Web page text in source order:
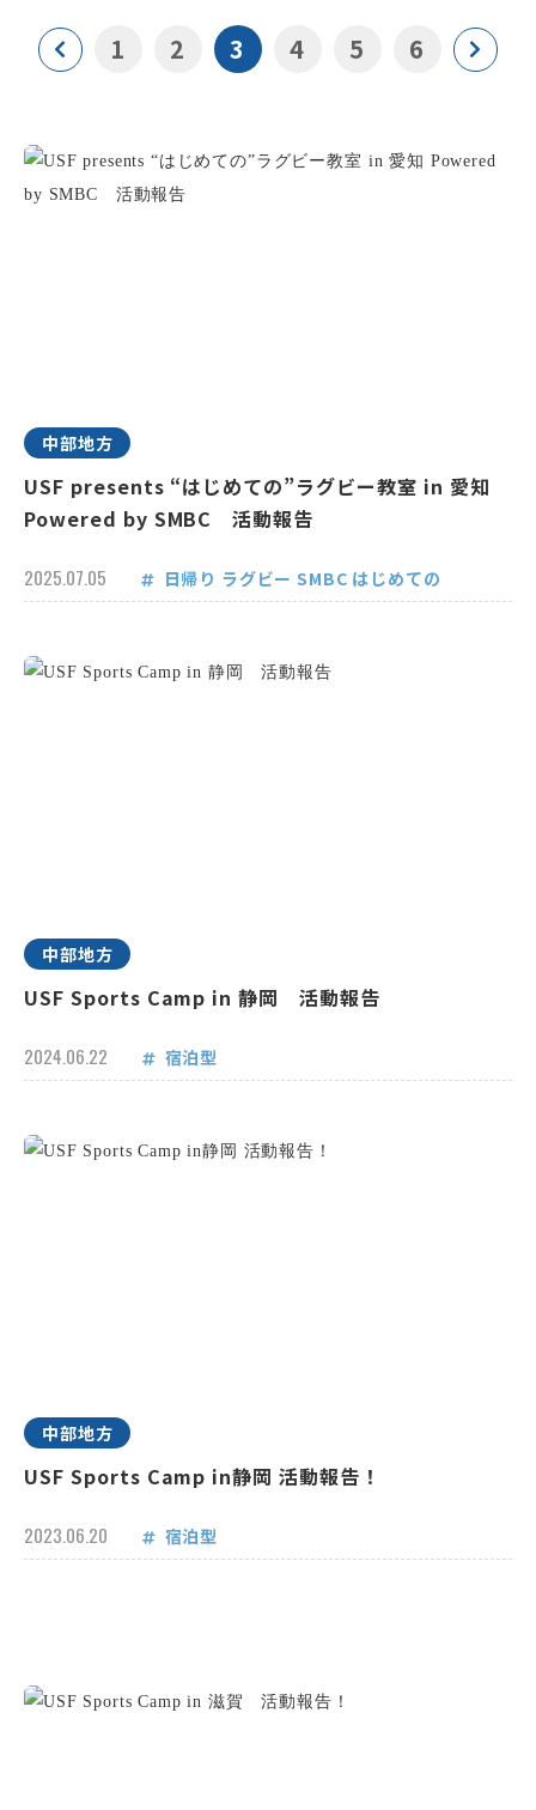
1 2 3 4 5 6
中部地方
USF presents “はじめての”ラグビー教室 in 愛知
Powered by SMBC 活動報告
2025.07.05 日帰り ラグビー SMBC はじめての
中部地方
USF Sports Camp in 静岡 活動報告
2024.06.22 宿泊型
中部地方
USF Sports Camp in静岡 活動報告！
2023.06.20 宿泊型